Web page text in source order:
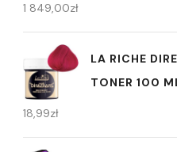
1 849,00zł
LA RICHE
TONER 100
18,99zł